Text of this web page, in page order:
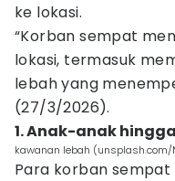
ke lokasi.
“Korban sempat
lokasi, termasuk
lebah yang
(27/3/2026).
1. Anak-anak
kawanan lebah
Para korban sempat